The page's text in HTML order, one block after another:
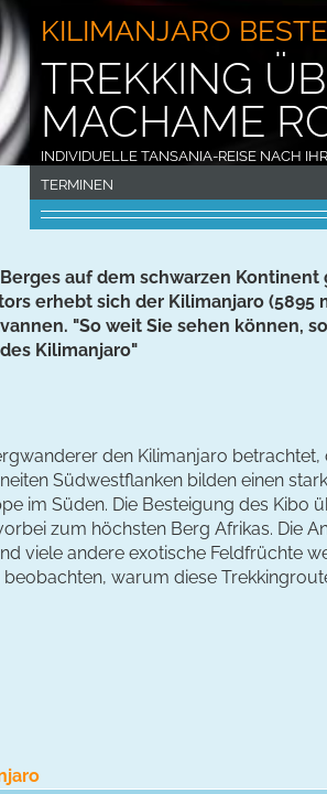
KILIMANJARO
TREKKING
MACHAME
INDIVIDUELLE TANSANIA-REISE NACH
TERMINEN
auf dem schwarzen
erhebt sich der Kilimanjaro
"So weit Sie sehen können,
Kilimanjaro"
den Kilimanjaro
Südwestflanken bilden einen
im Süden. Die Besteigung des
zum höchsten Berg Afrikas. Die
viele andere exotische Feldfrüchte
warum diese